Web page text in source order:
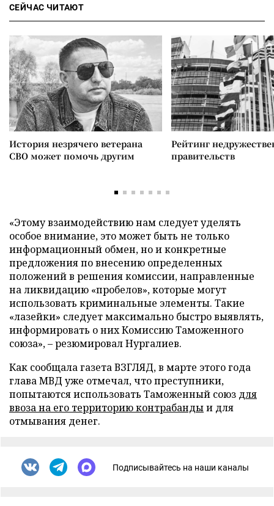
СЕЙЧАС ЧИТАЮТ
История незрячего ветерана
СВО может помочь другим
Рейтинг
правительств
«Этому взаимодействию нам следует уделять
особое внимание, это может быть не только
информационный обмен, но и конкретные
предложения по внесению определенных
положений в решения комиссии, направленные
на ликвидацию «пробелов», которые могут
использовать криминальные элементы. Такие
«лазейки» следует максимально быстро выявлять,
информировать о них Комиссию Таможенного
союза», – резюмировал Нургалиев.
Как сообщала газета ВЗГЛЯД,в марте этого года
глава МВД уже отмечал, что преступники,
попытаются использовать Таможенный союз для
ввоза на его территорию контрабандыи для
отмывания денег.
Подписывайтесь на наши каналы